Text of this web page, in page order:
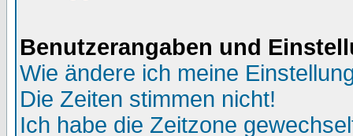
Benutzerangaben und
Wie ändere ich meine
Die Zeiten stimmen nicht!
Ich habe die Zeitzone